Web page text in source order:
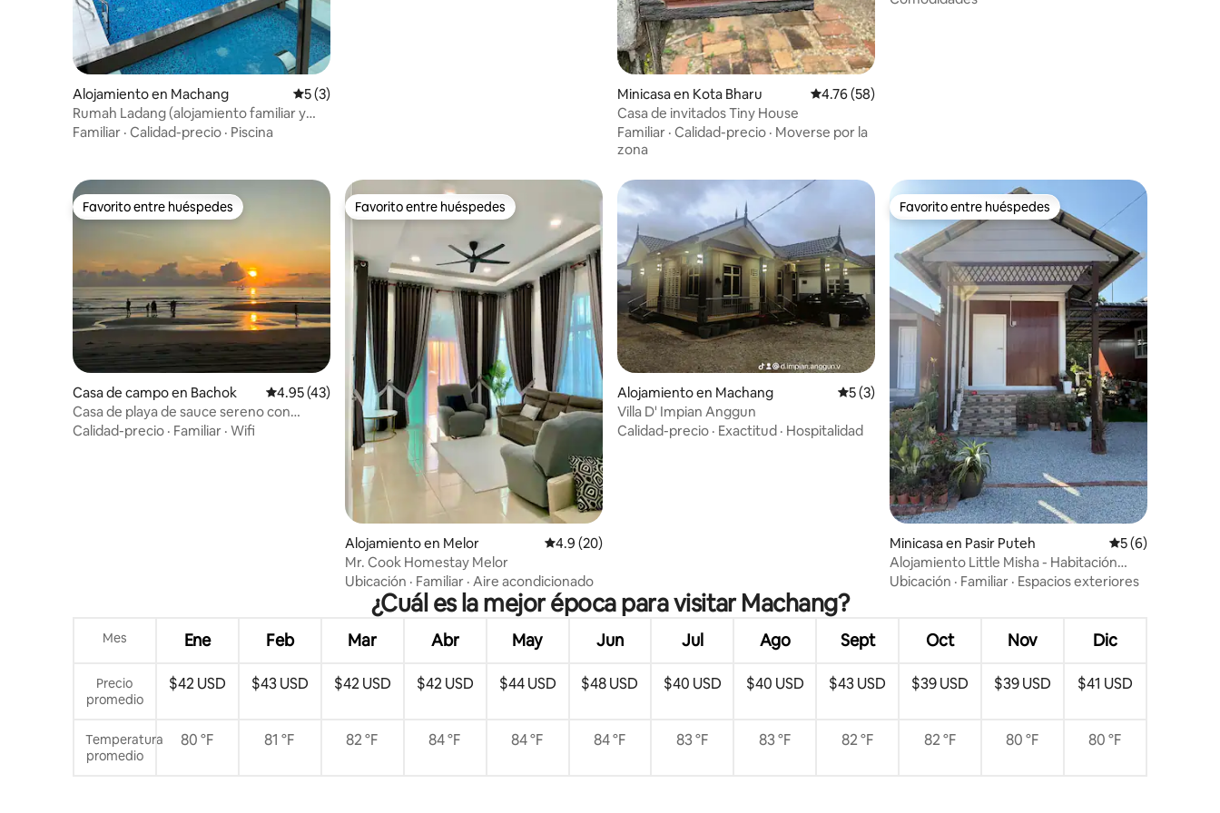
Alojamiento en Machang Calificación promedio: 5 de 5, 3 reseñas
5 (3)
Rumah Ladang (alojamiento familiar y
lugar para eventos)
Familiar · Calidad-precio · Piscina
Minicasa en Kota Bharu Calificación promedio: 4.76 de 5, 58 reseñas
4.76 (58)
Casa de invitados Tiny House
Familiar · Calidad-precio · Moverse por la
zona
Favorito entre huéspedes
Favorito entre huéspedes
Casa de campo en Bachok Calificación promedio: 4.95 de 5, 43 reseñas
4.95 (43)
Casa de playa de sauce sereno con
amanecer fascinante
Calidad-precio · Familiar · Wifi
Favorito entre huéspedes
Favorito entre huéspedes
Alojamiento en Melor Calificación promedio: 4.9 de 5, 20 reseñas
4.9 (20)
Mr. Cook Homestay Melor
Ubicación · Familiar · Aire acondicionado
Alojamiento en Machang Calificación promedio: 5 de 5, 3 reseñas
5 (3)
Villa D' Impian Anggun
Calidad-precio · Exactitud · Hospitalidad
Favorito entre huéspedes
Favorito entre huéspedes
Minicasa en Pasir Puteh Calificación
5 (6)
Alojamiento Little Misha - Habitación
Misha Luna
Ubicación · Familiar · Espacios exteriores
¿Cuál es la mejor época para visitar Machang?
Mes Ene Feb Mar Abr May Jun Jul Ago Sept Oct Nov Dic
Precio
promedio
$42 USD $43 USD $42 USD $42 USD $44 USD $48 USD $40 USD $40 USD $43 USD $39 USD $39 USD $41 USD
Temperatura
promedio
80 °F 81 °F 82 °F 84 °F 84 °F 84 °F 83 °F 83 °F 82 °F 82 °F 80 °F 80 °F